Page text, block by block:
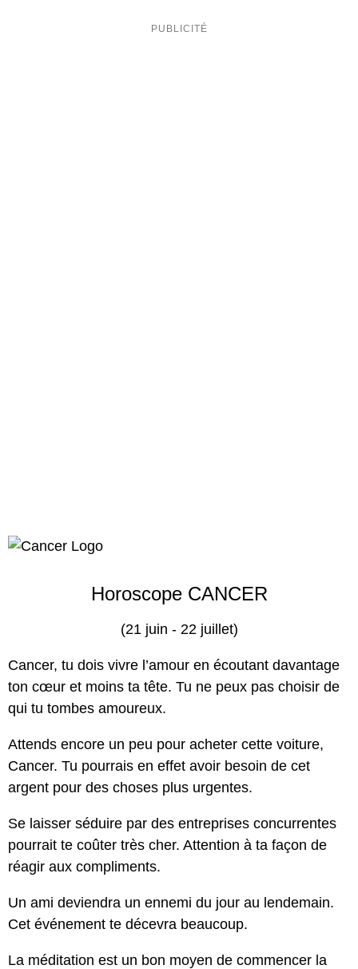
Horoscope CANCER
(21 juin - 22 juillet)
Cancer, tu dois vivre l’amour en écoutant davantage
ton cœur et moins ta tête. Tu ne peux pas choisir de
qui tu tombes amoureux.
Attends encore un peu pour acheter cette voiture,
Cancer. Tu pourrais en effet avoir besoin de cet
argent pour des choses plus urgentes.
Se laisser séduire par des entreprises concurrentes
pourrait te coûter très cher. Attention à ta façon de
réagir aux compliments.
Un ami deviendra un ennemi du jour au lendemain.
Cet événement te décevra beaucoup.
La méditation est un bon moyen de commencer la